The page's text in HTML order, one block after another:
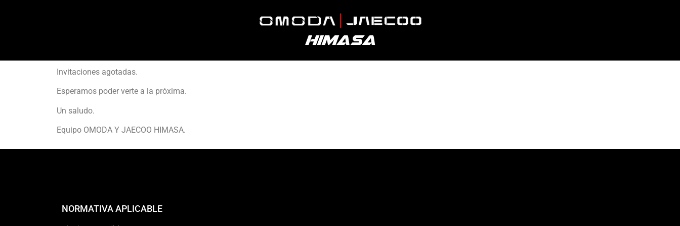
Invitaciones agotadas.
Esperamos poder verte a la próxima.
Un saludo.
Equipo OMODA Y JAECOO HIMASA.
NORMATIVA APLICABLE